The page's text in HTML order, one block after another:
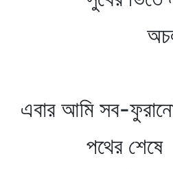
অচল
এবার আমি সব-
পথের শেষে